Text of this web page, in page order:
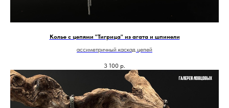
Колье с цепями "Тигрица" из агата и шпинели
ассиметричный каскад цепей
3 100 р.